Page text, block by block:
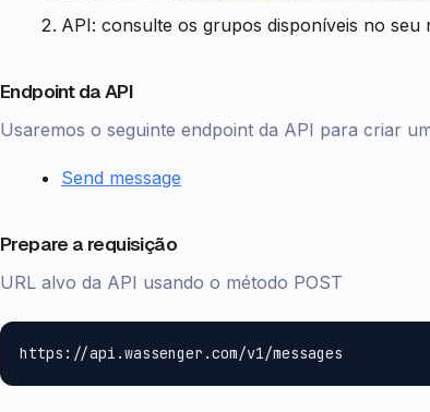
API: consulte os grupos disponíveis no seu
Endpoint da API
Usaremos o seguinte endpoint da API para criar
Send message
Prepare a requisição
URL alvo da API usando o método POST